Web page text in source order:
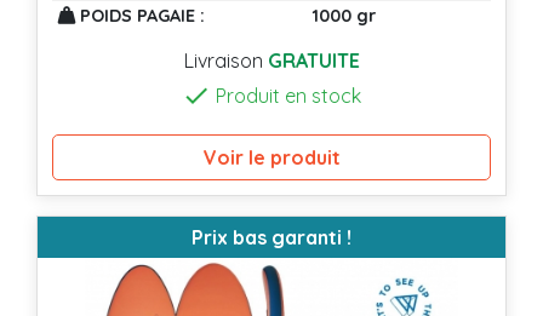
POIDS PAGAIE : 1000 gr
Livraison GRATUITE
 Produit en stock
Voir le produit
Prix bas garanti !